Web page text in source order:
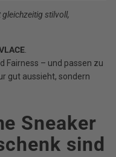
gleichzeitig stilvoll,
.
Fairness – und passen zu
gut aussieht, sondern
Sneaker
sind